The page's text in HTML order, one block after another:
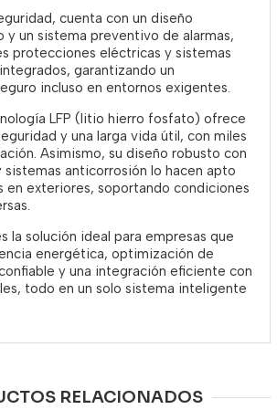
cuenta con un diseño
un sistema preventivo de alarmas,
protecciones eléctricas y sistemas
garantizando un
incluso en entornos exigentes.
LFP (litio hierro fosfato) ofrece
y una larga vida útil, con miles
Asimismo, su diseño robusto con
anticorrosión lo hacen apto
en exteriores, soportando condiciones
la solución ideal para empresas que
energética, optimización de
y una integración eficiente con
todo en un solo sistema inteligente
RELACIONADOS